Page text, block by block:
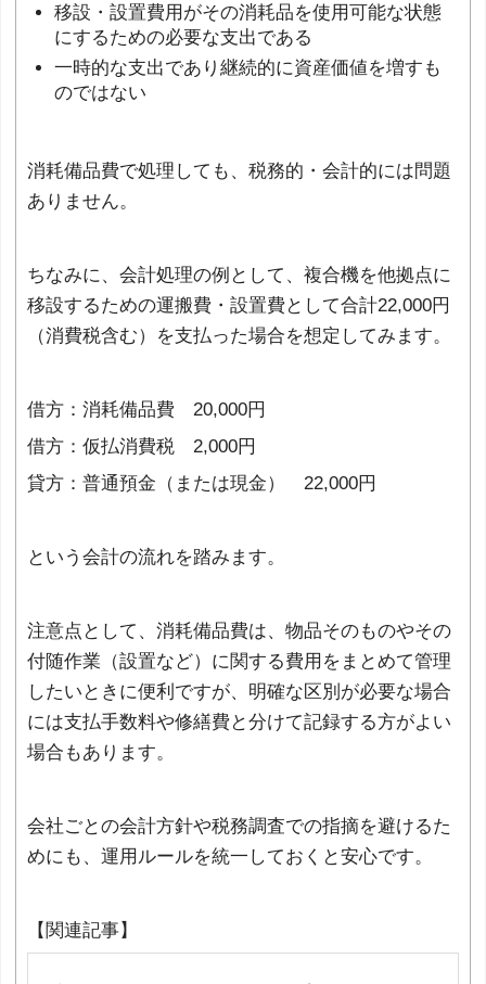
移設・設置費用がその消耗品を使用可能な状態
にするための必要な支出である
一時的な支出であり継続的に資産価値を増すも
のではない
消耗備品費で処理しても、税務的・会計的には問題
ありません。
ちなみに、会計処理の例として、複合機を他拠点に
移設するための運搬費・設置費として合計22,000円
（消費税含む）を支払った場合を想定してみます。
借方：消耗備品費 20,000円
借方：仮払消費税 2,000円
貸方：普通預金（または現金） 22,000円
という会計の流れを踏みます。
注意点として、消耗備品費は、物品そのものやその
付随作業（設置など）に関する費用をまとめて管理
したいときに便利ですが、明確な区別が必要な場合
には支払手数料や修繕費と分けて記録する方がよい
場合もあります。
会社ごとの会計方針や税務調査での指摘を避けるた
めにも、運用ルールを統一しておくと安心です。
【関連記事】